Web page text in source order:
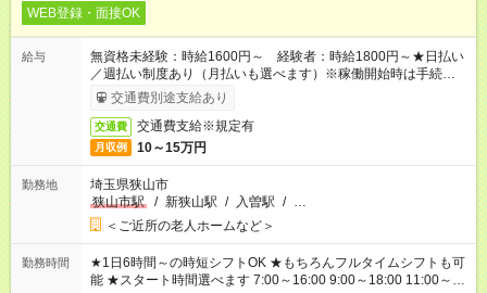
WEB登録・面接OK
給与
無資格未経験：時給1600円～ 経験者：時給1800円～★日払い
／週払い制度あり（月払いも選べます）※稼働開始時は手続き完
了次第のお支払いとなります。
交通費別途支給あり
交通費 交通費支給※規定有
月収例 10～15万円
勤務地
埼玉県狭山市
狭山市駅
/ 新狭山駅 / 入曽駅 / …
＜ご近所の老人ホームなど＞
勤務時間
★1日6時間～の時短シフトOK ★もちろんフルタイムシフトも可
能 ★スタート時間選べます 7:00～16:00 9:00～18:00 11:00～